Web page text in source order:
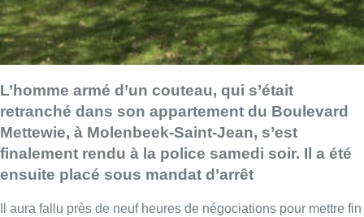
L’homme armé d’un couteau, qui s’était
retranché dans son appartement du Boulevard
Mettewie, à Molenbeek-Saint-Jean, s’est
finalement rendu à la police samedi soir. Il a été
ensuite placé sous mandat d’arrêt
Il aura fallu près de neuf heures de négociations pour mettre fin